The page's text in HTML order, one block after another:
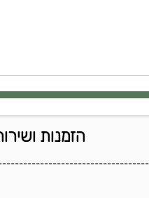
הזמנות ושירות